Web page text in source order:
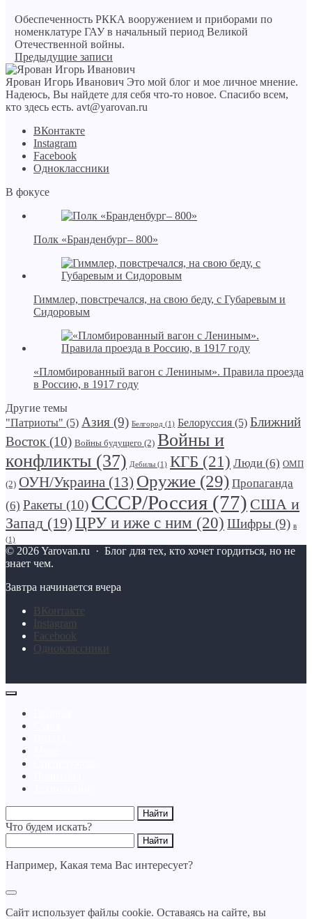
Обеспеченность РККА вооружением и приборами по
номенклатуре ГАУ в начальный период Великой
Отечественной войны.
Предыдущие записи
Ярован Игорь Иванович Это мой блог и мое личное мнение.
Надеюсь, Вы найдете для себя что-то новое. Спасибо всем,
кто здесь есть. avt@yarovan.ru
BКонтакте
Instagram
Facebook
Одноклассники
В фокусе
Полк «Бранденбург– 800»
Гиммлер, повстречался, на свою беду, с Губаревым и
Сидоровым
«Пломбированный вагон с Лениным». Правила проезда
в Россию, в 1917 году
Другие темы
"Патриоты" (5) Азия (9) Белгород (1) Белоруссия (5) Ближний
Восток (10) Войны будущего (2) Войны и
конфликты (37) Дебилы (1) КГБ (21) Люди (6) ОМП
(2) ОУН/Украина (13) Оружие (29) Пропаганда
(6) Ракеты (10) СССР/Россия (77) США и
Запад (19)ЦРУ и иже с ним (20) Шифры (9) в
(1)
© 2026Yarovan.ru · Блог для тех, кто хочет гордиться, но не
знает чем.
Завтра начинается вчера
BКонтакте
Instagram
Facebook
Одноклассники
Что будем искать?
Например, Какая тема Вас интересует?
Сайт использует файлы cookie. Оставаясь на сайте, вы